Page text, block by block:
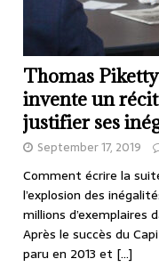
Thomas
invente un
justifier ses
September 17, 2019
Comment écrire la
l’explosion des
millions d’exemplaires
Après le succès du
paru en 2013 et […]